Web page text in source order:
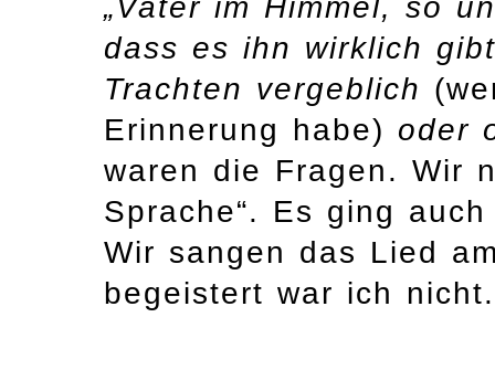
„Vater im Himmel, so
dass es ihn wirklich
Trachten vergeblich
Erinnerung habe) oder
waren die Fragen. Wir
Sprache“. Es ging
Wir sangen das Lied
begeistert war ich nicht.